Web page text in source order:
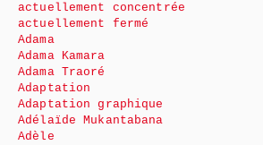
actuellement concentrée
actuellement fermé
Adama
Adama Kamara
Adama Traoré
Adaptation
Adaptation graphique
Adélaïde Mukantabana
Adèle